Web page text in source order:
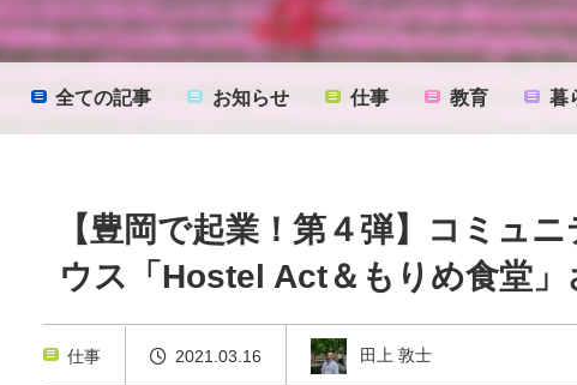
全ての記事 お知らせ 仕事 教育 暮
【豊岡で起業！第４弾】コミュ
ウス「Hostel Act＆もりめ食堂」
仕事 2021.03.16 田上 敦士